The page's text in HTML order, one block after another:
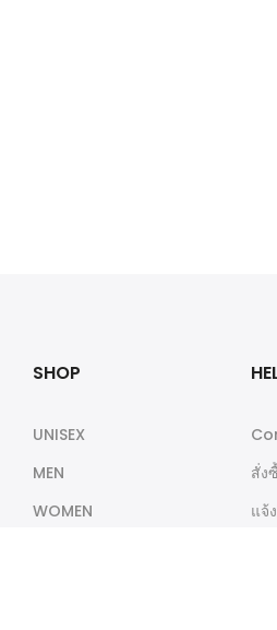
SHOP
UNISEX
MEN
WOMEN
สั่ง
แจ้